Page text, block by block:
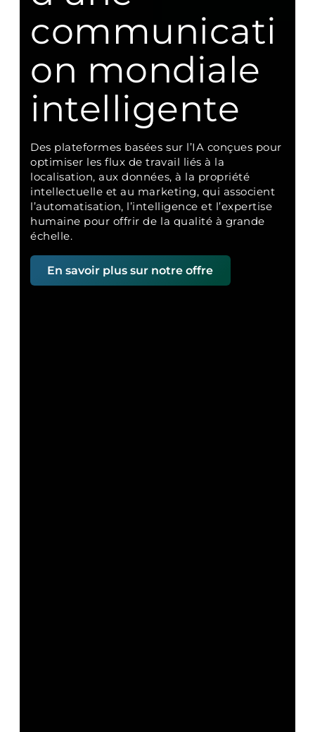
communicati
on mondiale
intelligente
Des plateformes basées sur l’IA conçues pour
optimiser les flux de travail liés à la
localisation, aux données, à la propriété
intellectuelle et au marketing, qui associent
l’automatisation, l’intelligence et l’expertise
humaine pour offrir de la qualité à grande
échelle.
En savoir plus sur notre offre